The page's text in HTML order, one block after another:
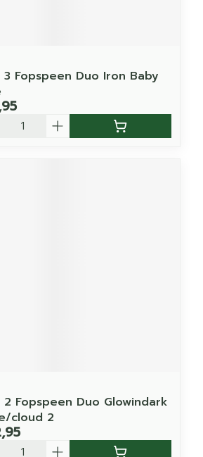
3 Fopspeen Duo Iron Baby
2 Fopspeen Duo Glowindark
cloud 2